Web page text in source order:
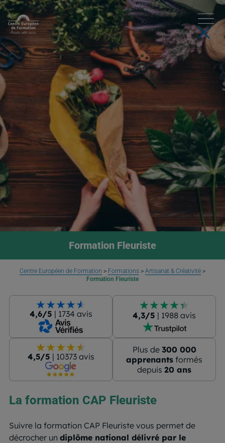
Formation Fleuriste
Centre Européen de Formation > Formations > Artisanat & Créativité >
Formation Fleuriste
4,6/5 | 1734 avis 4,3/5 | 1988 avis
4,5/5 | 10373 avis
Plus de 300 000
apprenants formés
depuis 20 ans
La formation CAP Fleuriste
Suivre la formation CAP Fleuriste vous permet de
décrocher un diplôme national délivré par le